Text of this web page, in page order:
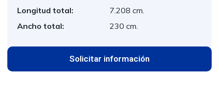
Longitud total:
7.208 cm.
Ancho total:
230 cm.
Solicitar información